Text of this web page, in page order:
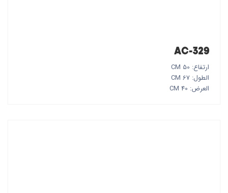
AC-329
ارتفاع: 50 CM
الطول: 67 CM
العرض: 40 CM